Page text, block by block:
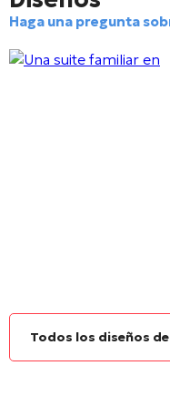
Haga una pregunta
Todos los diseños